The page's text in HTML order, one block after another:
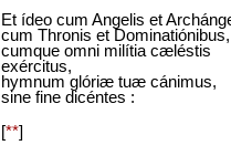
Et ídeo cum Angelis et
cum Thronis et Dominatiónibus,
cumque omni milítia cæléstis
exércitus,
hymnum glóriæ tuæ cánimus,
sine fine dicéntes :
[**]